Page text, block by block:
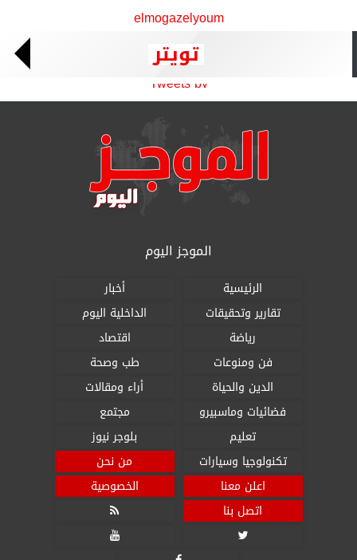
elmogazelyoum
تويتر
Tweets by
الموجز اليوم
الرئيسية
أخبار
تقارير وتحقيقات
الداخلية اليوم
رياضة
اقتصاد
فن ومنوعات
طب وصحة
الدين والحياة
أراء ومقالات
فضائيات وماسبيرو
مجتمع
تعليم
بلوجر نيوز
تكنولوجيا وسيارات
من نحن
اعلن معنا
الخصوصية
اتصل بنا


